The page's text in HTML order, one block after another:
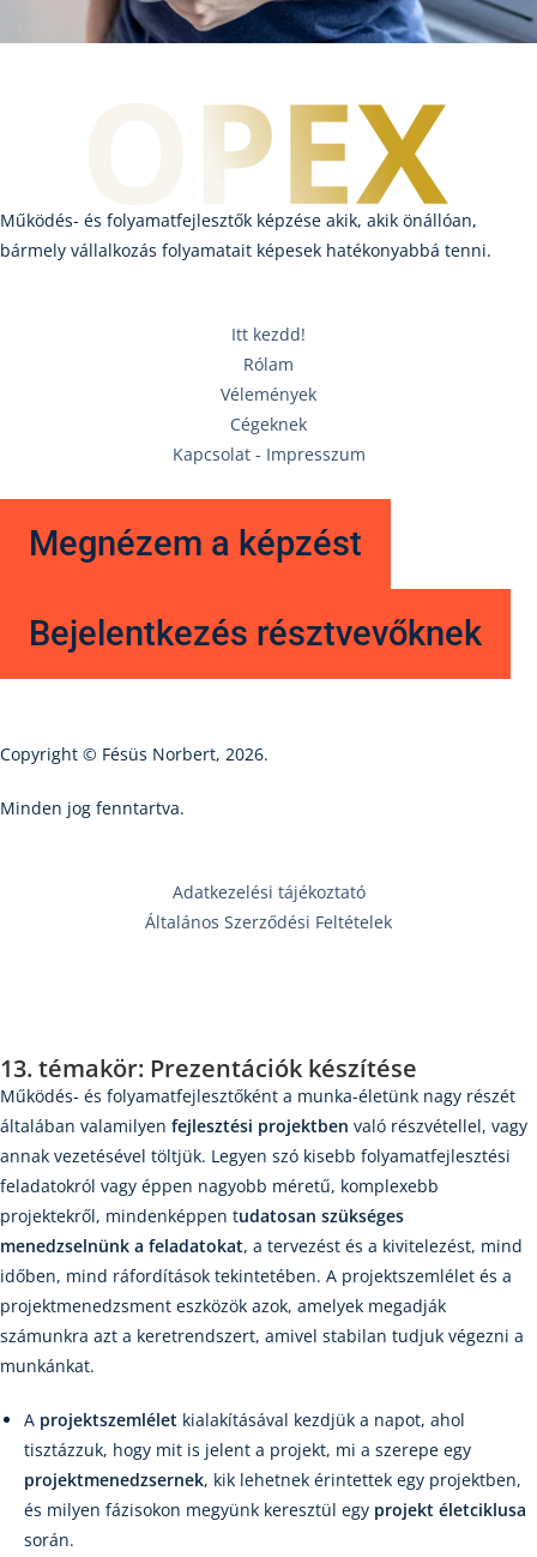
Működés- és folyamatfejlesztők képzése akik, akik önállóan,
bármely vállalkozás folyamatait képesek hatékonyabbá tenni.
Itt kezdd!
Rólam
Vélemények
Cégeknek
Kapcsolat - Impresszum
Megnézem a képzést
Bejelentkezés résztvevőknek
Copyright © Fésüs Norbert, 2026.
Minden jog fenntartva.
Adatkezelési tájékoztató
Általános Szerződési Feltételek
13. témakör: Prezentációk készítése
Működés- és folyamatfejlesztőként a munka-életünk nagy részét
általában valamilyen fejlesztési projektben való részvétellel, vagy
annak vezetésével töltjük. Legyen szó kisebb folyamatfejlesztési
feladatokról vagy éppen nagyobb méretű, komplexebb
projektekről, mindenképpen tudatosan szükséges
menedzselnünk a feladatokat, a tervezést és a kivitelezést, mind
időben, mind ráfordítások tekintetében. A projektszemlélet és a
projektmenedzsment eszközök azok, amelyek megadják
számunkra azt a keretrendszert, amivel stabilan tudjuk végezni a
munkánkat.
A projektszemlélet kialakításával kezdjük a napot, ahol
tisztázzuk, hogy mit is jelent a projekt, mi a szerepe egy
projektmenedzsernek, kik lehetnek érintettek egy projektben,
és milyen fázisokon megyünk keresztül egy projekt életciklusa
során.